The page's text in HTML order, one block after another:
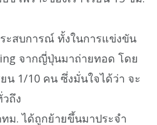
ะสบการณ์ ทั้งในการแข่งขัน
จากญี่ปุ่นมาถ่ายทอด โดย
น 1/10 คน ซึ่งมั่นใจได้ว่า จะ
ถึง
ม. ได้ถูกย้ายขึ้นมาประจำ